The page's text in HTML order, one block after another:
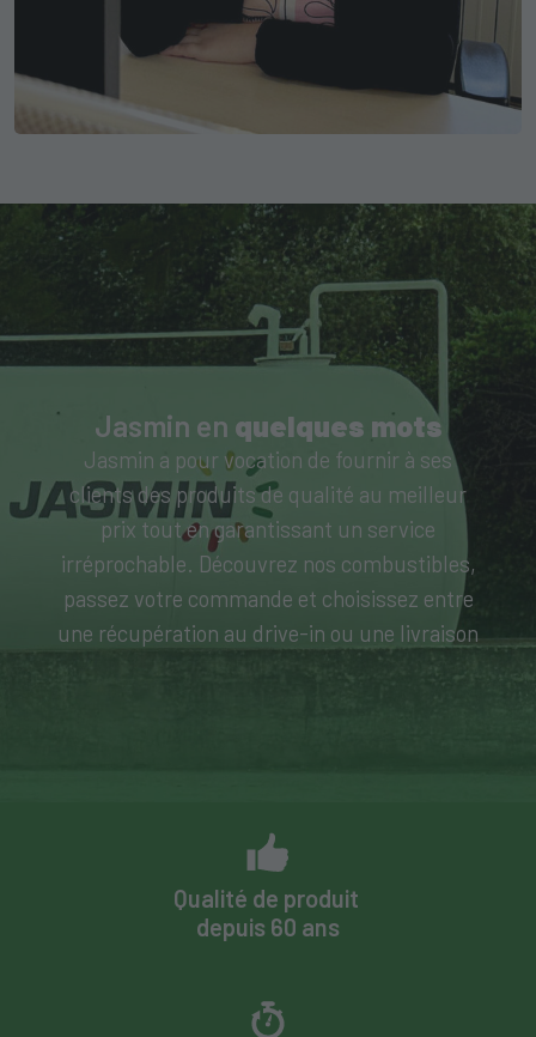
Jasmin en quelques mots
Jasmin a pour vocation de fournir à ses
clients des produits de qualité au meilleur
prix tout en garantissant un service
irréprochable. Découvrez nos combustibles,
passez votre commande et choisissez entre
une récupération au drive-in ou une livraison
Qualité de produit
depuis 60 ans